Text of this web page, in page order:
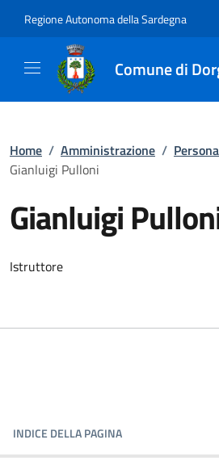
Regione Autonoma della Sardegna
Comune di
Home / Amministrazione /
Gianluigi Pulloni
Gianluigi
Istruttore
INDICE DELLA PAGINA